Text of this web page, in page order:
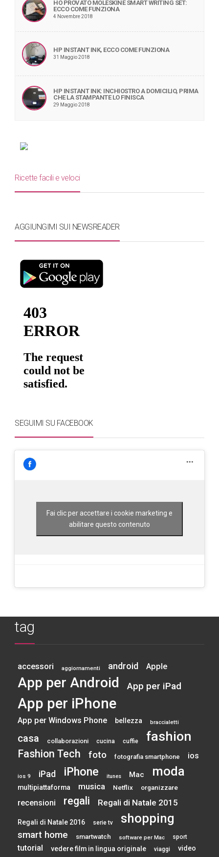
HO PROVATO MOLESKINE SMART WRITING SET:
ECCO COME FUNZIONA
4 Novembre 2018
HP INSTANT INK, ECCO COME FUNZIONA
31 Maggio 2018
HP INSTANT INK: INCHIOSTRO A DOMICILIO, PRIMA
CHE LA STAMPANTE LO FINISCA
29 Maggio 2018
Ricette facili e veloci
AGGIUNGIMI SUI NEWSREADER
SEGUIMI SU FACEBOOK
Fai clic per accettare i cookie marketing e
abilitare questo contenuto
tag
accessori aggiornamenti android Apple
App per Android App per iPad
App per iPhone
App per Windows Phone bellezza braccialetti
casa collaborazioni cucina cuffie fashion
Fashion Tech foto fotografia smartphone ios
ios 9 iPad iPhone itunes Mac moda
multipiattaforma musica Netflix organizzare
recensioni regali Regali di Natale 2015
Regali di Natale 2016 serie tv shopping
smart home smartwatch software per Mac sport
tutorial vedere film in lingua originale viaggi video